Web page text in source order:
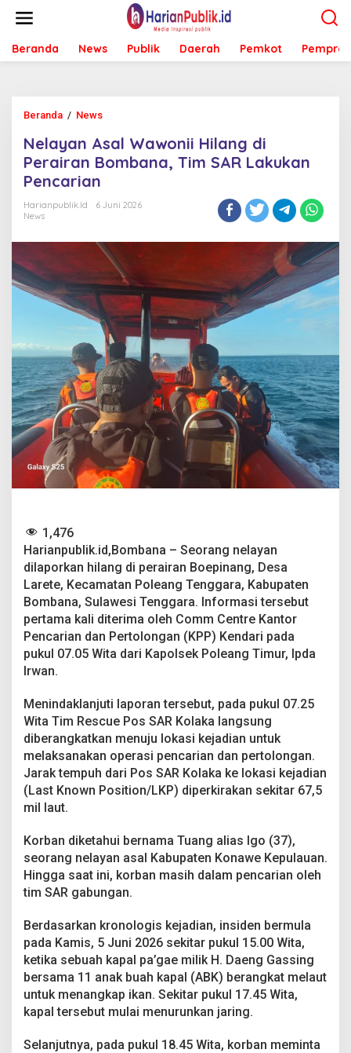
t
Beranda News Publik Daerah Pemkot Pemprov
Beranda / News
l
a
y
n
a
l
W
a
w
o
n
i
i
H
i
l
a
n
g
d
i
P
r
a
n
o
m
b
a
T
i
m
S
R
L
u
a
n
P
n
c
a
i
a
n
Nelayan Asal Wawonii Hilang di
Perairan Bombana, Tim SAR Lakukan
Pencarian
Harianpublik.id
6 Juni 2026
News
1,476
Harianpublik.id,Bombana – Seorang nelayan
dilaporkan hilang di perairan Boepinang, Desa
Larete, Kecamatan Poleang Tenggara, Kabupaten
Bombana, Sulawesi Tenggara. Informasi tersebut
pertama kali diterima oleh Comm Centre Kantor
Pencarian dan Pertolongan (KPP) Kendari pada
pukul 07.05 Wita dari Kapolsek Poleang Timur, Ipda
Irwan.
Menindaklanjuti laporan tersebut, pada pukul 07.25
Wita Tim Rescue Pos SAR Kolaka langsung
diberangkatkan menuju lokasi kejadian untuk
melaksanakan operasi pencarian dan pertolongan.
Jarak tempuh dari Pos SAR Kolaka ke lokasi kejadian
(Last Known Position/LKP) diperkirakan sekitar 67,5
mil laut.
Korban diketahui bernama Tuang alias Igo (37),
seorang nelayan asal Kabupaten Konawe Kepulauan.
Hingga saat ini, korban masih dalam pencarian oleh
tim SAR gabungan.
Berdasarkan kronologis kejadian, insiden bermula
pada Kamis, 5 Juni 2026 sekitar pukul 15.00 Wita,
ketika sebuah kapal pa’gae milik H. Daeng Gassing
bersama 11 anak buah kapal (ABK) berangkat melaut
untuk menangkap ikan. Sekitar pukul 17.45 Wita,
kapal tersebut mulai menurunkan jaring.
Selanjutnya, pada pukul 18.45 Wita, korban meminta